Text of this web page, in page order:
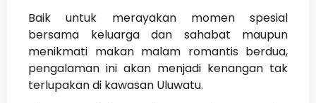
Baik untuk merayakan momen spesial
bersama keluarga dan sahabat maupun
menikmati makan malam romantis berdua,
pengalaman ini akan menjadi kenangan tak
terlupakan di kawasan Uluwatu.